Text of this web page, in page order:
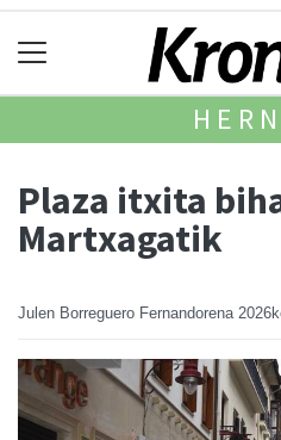
Plaza itxita
Martxagatik
Julen Borreguero Fernandorena